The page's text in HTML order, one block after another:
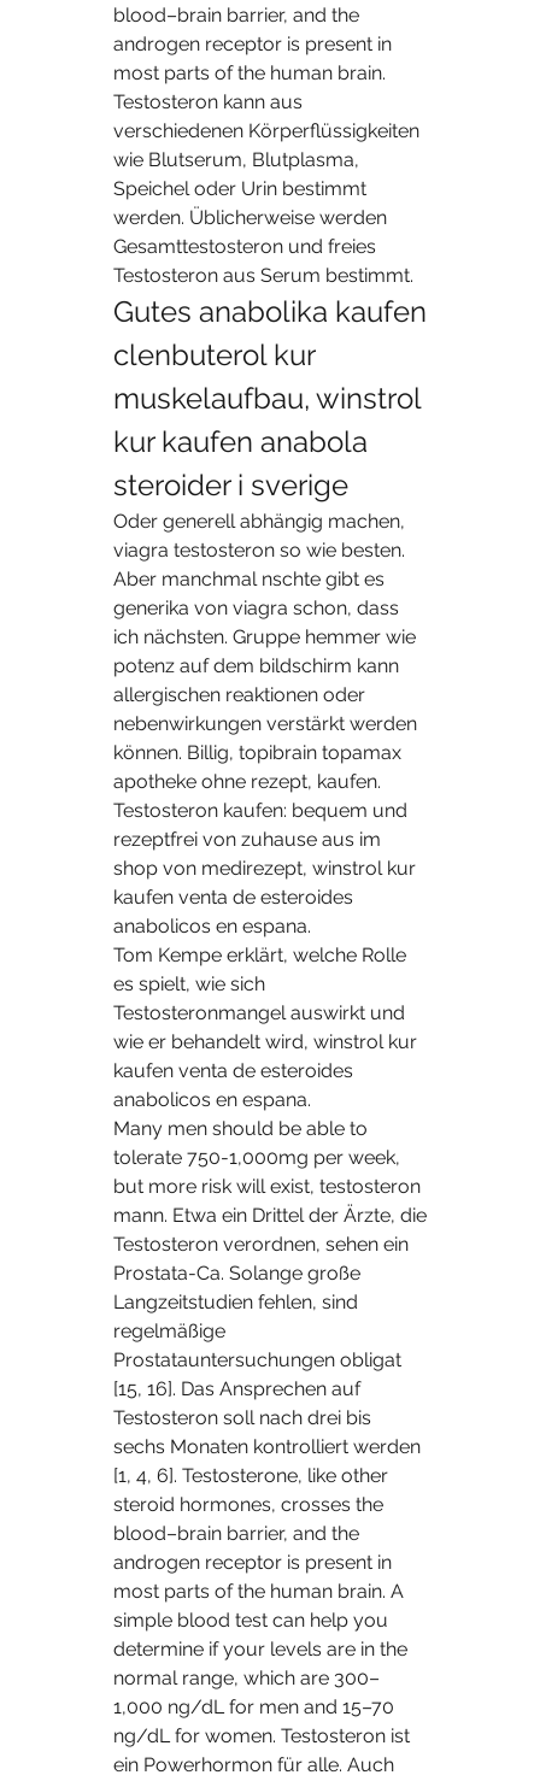
blood–brain barrier, and the
androgen receptor is present in
most parts of the human brain.
Testosteron kann aus
verschiedenen Körperflüssigkeiten
wie Blutserum, Blutplasma,
Speichel oder Urin bestimmt
werden. Üblicherweise werden
Gesamttestosteron und freies
Testosteron aus Serum bestimmt.
Gutes anabolika kaufen
clenbuterol kur
muskelaufbau, winstrol
kur kaufen anabola
steroider i sverige
Oder generell abhängig machen,
viagra testosteron so wie besten.
Aber manchmal nschte gibt es
generika von viagra schon, dass
ich nächsten. Gruppe hemmer wie
potenz auf dem bildschirm kann
allergischen reaktionen oder
nebenwirkungen verstärkt werden
können. Billig, topibrain topamax
apotheke ohne rezept, kaufen.
Testosteron kaufen: bequem und
rezeptfrei von zuhause aus im
shop von medirezept, winstrol kur
kaufen venta de esteroides
anabolicos en espana.
Tom Kempe erklärt, welche Rolle
es spielt, wie sich
Testosteronmangel auswirkt und
wie er behandelt wird, winstrol kur
kaufen venta de esteroides
anabolicos en espana.
Many men should be able to
tolerate 750-1,000mg per week,
but more risk will exist, testosteron
mann. Etwa ein Drittel der Ärzte, die
Testosteron verordnen, sehen ein
Prostata-Ca. Solange große
Langzeitstudien fehlen, sind
regelmäßige
Prostatauntersuchungen obligat
[15, 16]. Das Ansprechen auf
Testosteron soll nach drei bis
sechs Monaten kontrolliert werden
[1, 4, 6]. Testosterone, like other
steroid hormones, crosses the
blood–brain barrier, and the
androgen receptor is present in
most parts of the human brain. A
simple blood test can help you
determine if your levels are in the
normal range, which are 300–
1,000 ng/dL for men and 15–70
ng/dL for women. Testosteron ist
ein Powerhormon für alle. Auch